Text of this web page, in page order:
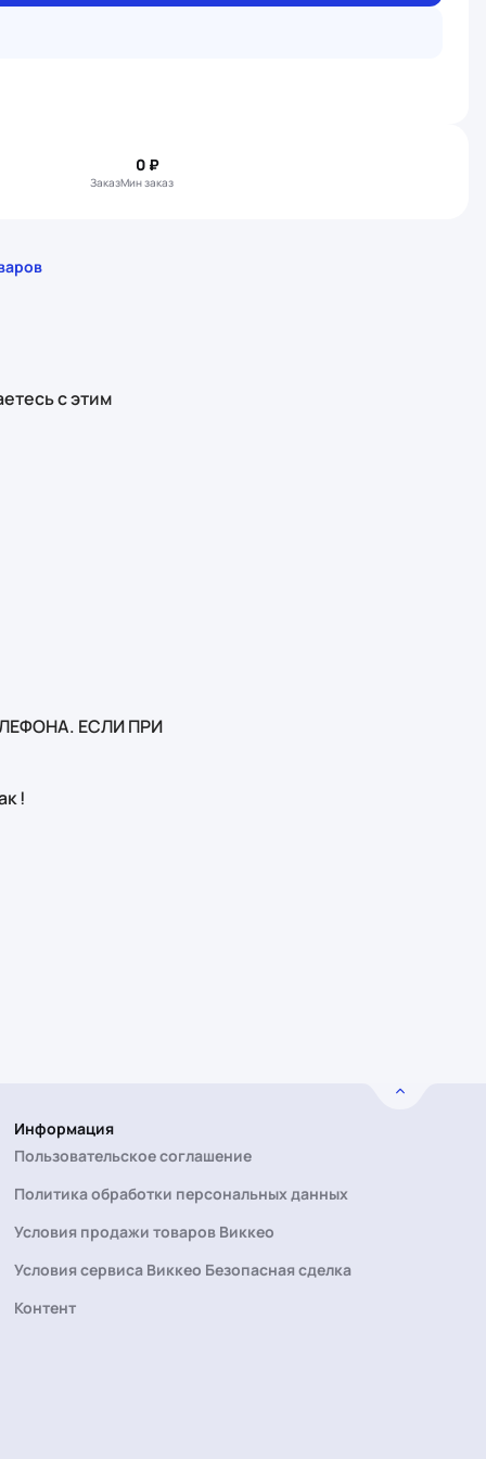
Заказ
0 ₽
Мин заказ
с этим
ЕСЛИ ПРИ
!
Информация
Пользовательское соглашение
Политика обработки персональных данных
Условия продажи товаров Виккео
Условия сервиса Виккео Безопасная сделка
Контент